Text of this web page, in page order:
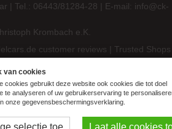
| Tel.: 06443/81284-28 | E-mail: info@ck-
Krombach e.K.
customer reviews | Trusted Shops
van cookies
cookies gebruikt deze website ook cookies die tot doel
te analyseren of uw gebruikerservaring te
onze gegevensbeschermingsverklaring.
selectie toe Laat alle cookies